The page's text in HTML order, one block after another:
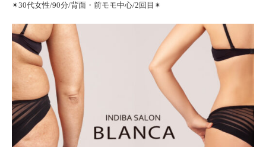
✴︎30代女性/90分/背面・前モモ中心/2回目✴︎